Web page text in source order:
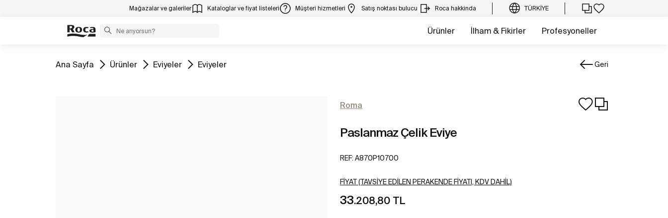
Mağazalar ve galeriler Kataloglar ve fiyat listeleri Müşteri hizmetleri Satış noktası bulucu Roca hakkinda TÜRKIYE
Ürünler İlham & Fikirler Profesyoneller
Tüm
Ana Sayfa Tüm
Ürünler Tüm
Eviyeler Tüm
Eviyeler Geri
Roma
Paslanmaz Çelik Eviye
REF: A870P10700
FIYAT (TAVSIYE EDILEN PERAKENDE FIYATI, KDV DAHIL)
33.208,80 TL